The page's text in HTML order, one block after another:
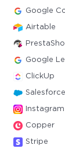
Google
Airtable
Google
ClickUp
Salesforce
Instagram
Copper
Stripe